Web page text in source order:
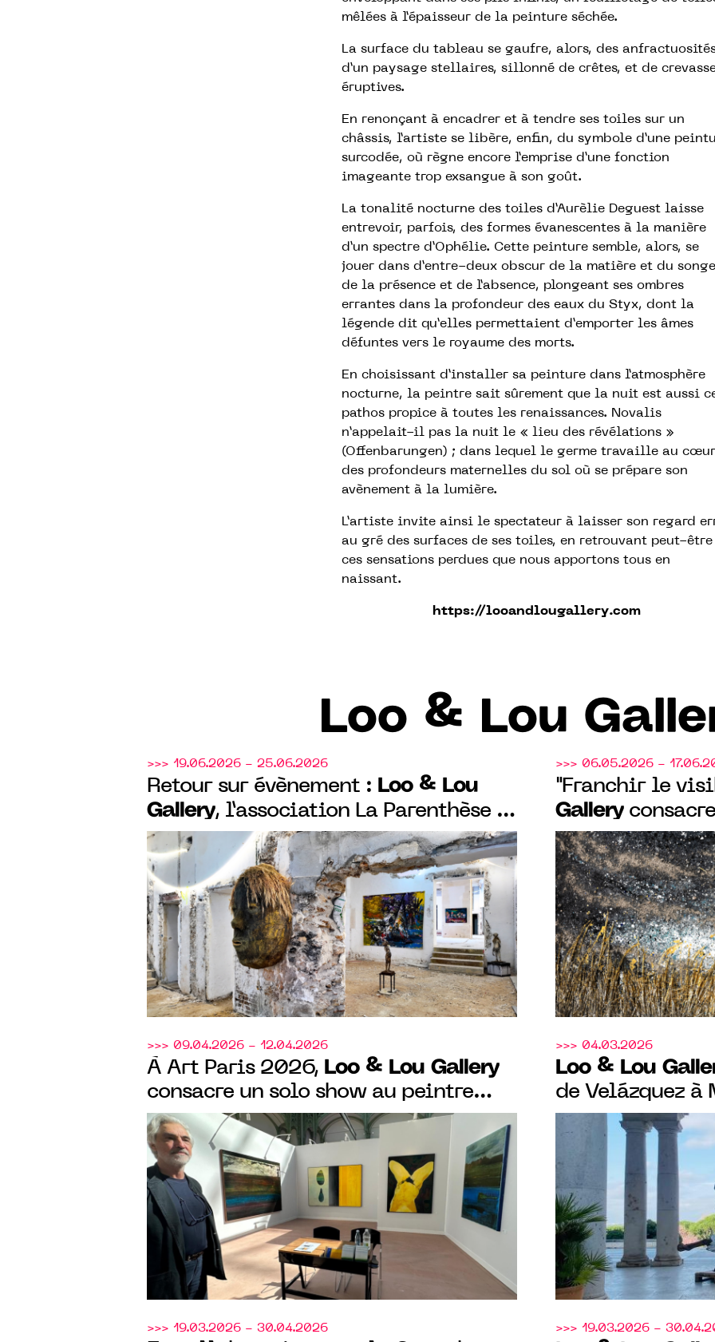
mêlées à l’épaisseur de la peinture séchée.
La surface du tableau se gaufre, alors, des
d’un paysage stellaires, sillonné de crêtes, et de
éruptives.
En renonçant à encadrer et à tendre ses toiles sur un
châssis, l’artiste se libère, enfin, du symbole d’une
surcodée, où règne encore l’emprise d’une fonction
imageante trop exsangue à son goût.
La tonalité nocturne des toiles d’Aurèlie Deguest laisse
entrevoir, parfois, des formes évanescentes à la manière
d’un spectre d’Ophélie. Cette peinture semble, alors, se
jouer dans d’entre-deux obscur de la matière et du
de la présence et de l’absence, plongeant ses ombres
errantes dans la profondeur des eaux du Styx, dont la
légende dit qu’elles permettaient d’emporter les âmes
défuntes vers le royaume des morts.
En choisissant d’installer sa peinture dans l’atmosphère
nocturne, la peintre sait sûrement que la nuit est aussi
pathos propice à toutes les renaissances. Novalis
n’appelait-il pas la nuit le « lieu des révélations »
(Offenbarungen) ; dans lequel le germe travaille au cœur
des profondeurs maternelles du sol où se prépare son
avènement à la lumière.
L’artiste invite ainsi le spectateur à laisser son regard
au gré des surfaces de ses toiles, en retrouvant peut-être
ces sensations perdues que nous apportons tous en
naissant.
https://looandlougallery.com
Loo & Lou
>>> 19.06.2026 - 25.06.2026
Retour sur évènement : Loo & Lou
Gallery, l’association La Parenthèse et
AEW ont donné carte blanche à
Olivier de Sagazan dans un
magnifique hôtel particulier du
XIXe siècle à Paris.
>>> 06.05.2026 -
"Franchir le
Gallery
exposition
Luc Poujol.
>>> 09.04.2026 - 12.04.2026
À Art Paris 2026, Loo & Lou Gallery
consacre un solo show au peintre
belge Johan Van Mullem
>>> 04.03.2026
Loo & Lou
de Velázquez à
pour présenter
conçues en
Miró et Cédric
>>> 19.03.2026 - 30.04.2026 >>> 19.03.2026 -